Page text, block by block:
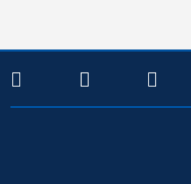
TWITTERFACEBOOK